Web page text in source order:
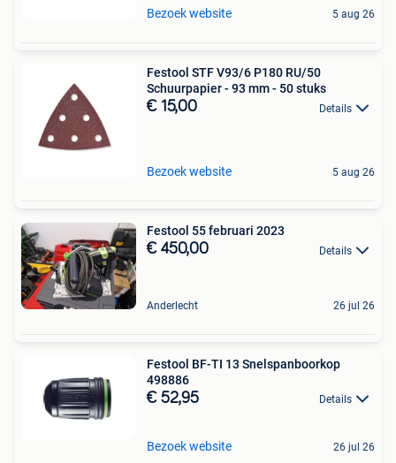
Bezoek website 5 aug 26
Festool STF V93/6 P180 RU/50
Schuurpapier - 93 mm - 50 stuks
€ 15,00 Details
Bezoek website 5 aug 26
Festool 55 februari 2023
€ 450,00 Details
Anderlecht 26 jul 26
Festool BF-TI 13 Snelspanboorkop
498886
€ 52,95 Details
Bezoek website 26 jul 26